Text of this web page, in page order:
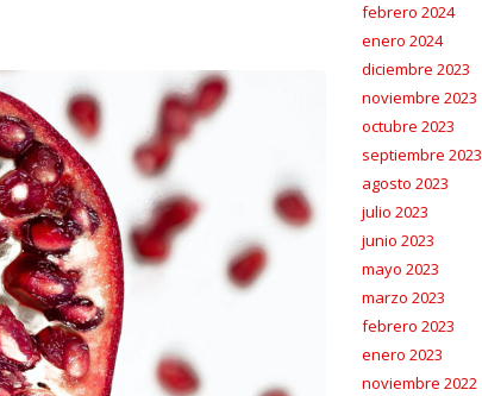
febrero 2024
enero 2024
diciembre 2023
noviembre 2023
octubre 2023
septiembre 2023
agosto 2023
julio 2023
junio 2023
mayo 2023
marzo 2023
febrero 2023
enero 2023
noviembre 2022